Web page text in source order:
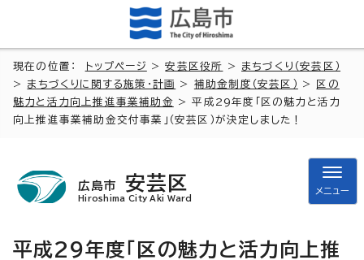
現在の位置： トップページ >安芸区役所 > まちづくり（安芸区）
> まちづくりに関する施策・計画 > 補助金制度（安芸区） >
区の
魅力と活力向上推進事業補助金 > 平成29年度「区の魅力と活力
向上推進事業補助金交付事業」（安芸区）が決定しました！
広島市 安芸区
Hiroshima City Aki Ward
メニュー
平成29年度「区の魅力と活力向上推